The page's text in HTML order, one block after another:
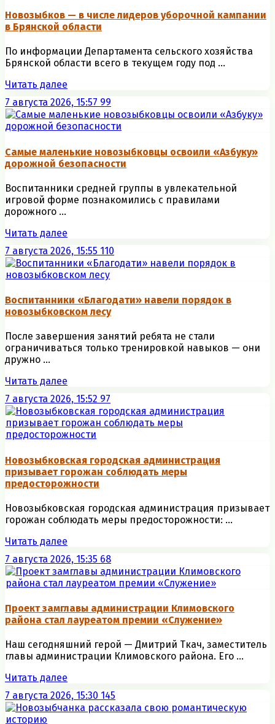
Новозыбков — в числе лидеров уборочной кампании
в Брянской области
По информации Департамента сельского хозяйства
Брянской области всего в текущем году под ...
Читать далее
7 августа 2026, 15:57 99
Самые маленькие новозыбковцы освоили «Азбуку»
дорожной безопасности
Воспитанники средней группы в увлекательной
игровой форме познакомились с правилами
дорожного ...
Читать далее
7 августа 2026, 15:55 110
Воспитанники «Благодати» навели порядок в
новозыбковском лесу
После завершения занятий ребята не стали
ограничиваться только тренировкой навыков — они
дружно ...
Читать далее
7 августа 2026, 15:52 97
Новозыбковская городская администрация
призывает горожан соблюдать меры
предосторожности
Новозыбковская городская администрация призывает
горожан соблюдать меры предосторожности: ...
Читать далее
7 августа 2026, 15:35 68
Проект замглавы администрации Климовского
района стал лауреатом премии «Служение»
Наш сегодняшний герой — Дмитрий Ткач, заместитель
главы администрации Климовского района. Его ...
Читать далее
7 августа 2026, 15:30 145